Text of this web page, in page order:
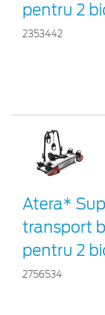
pentru 2
2353442
Atera*
transport
pentru 2
2756534